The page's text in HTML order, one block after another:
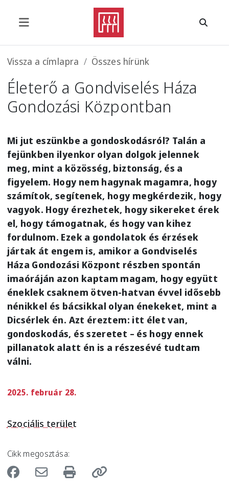
Morzsa
Vissza a címlapra Összes hírünk
Életerő a Gondviselés Háza
Gondozási Központban
Mi jut eszünkbe a gondoskodásról? Talán a
fejünkben ilyenkor olyan dolgok jelennek
meg, mint a közösség, biztonság, és a
figyelem. Hogy nem hagynak magamra, hogy
számítok, segítenek, hogy megkérdezik, hogy
vagyok. Hogy érezhetek, hogy sikereket érek
el, hogy támogatnak, és hogy van kihez
fordulnom. Ezek a gondolatok és érzések
jártak át engem is, amikor a Gondviselés
Háza Gondozási Központ részben spontán
imaóráján azon kaptam magam, hogy együtt
éneklek csaknem ötven-hatvan évvel idősebb
nénikkel és bácsikkal olyan énekeket, mint a
Dicsérlek én. Azt éreztem: itt élet van,
gondoskodás, és szeretet – és hogy ennek
pillanatok alatt én is a részesévé tudtam
válni.
2025. február 28.
Szociális terület
Cikk megosztása: